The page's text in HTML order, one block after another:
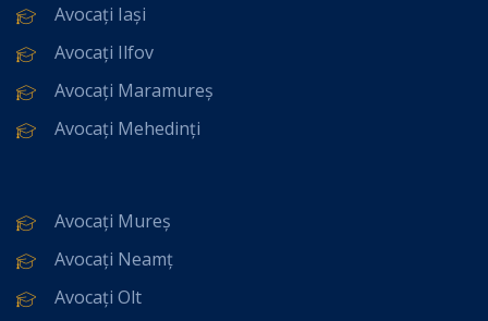
Avocați Iași
Avocați Ilfov
Avocați Maramureș
Avocați Mehedinți
Avocați Mureș
Avocați Neamț
Avocați Olt